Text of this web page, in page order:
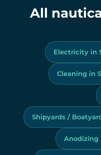
All
Electricity in
Cleaning in
Shipyards /
Anodizing